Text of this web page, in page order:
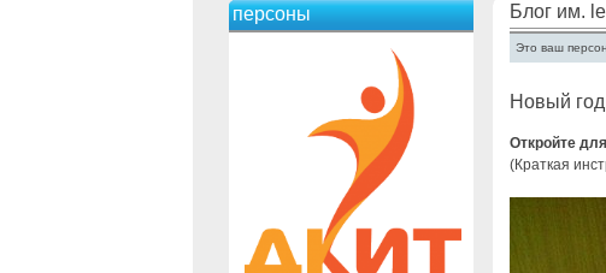
персоны Блог им.
Это ваш
Новый
Откройте
(Краткая